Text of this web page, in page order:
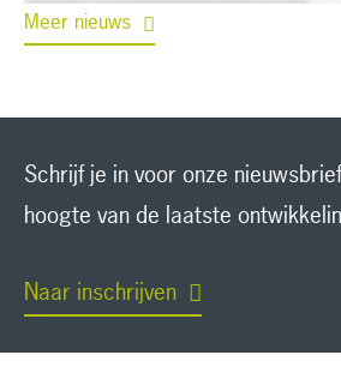
Meer nieuws
Schrijf je in voor onze
hoogte van de laatste
Naar inschrijven